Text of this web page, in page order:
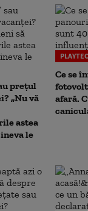
prețul
„Nu vă
astea
le
Ce se
afară.